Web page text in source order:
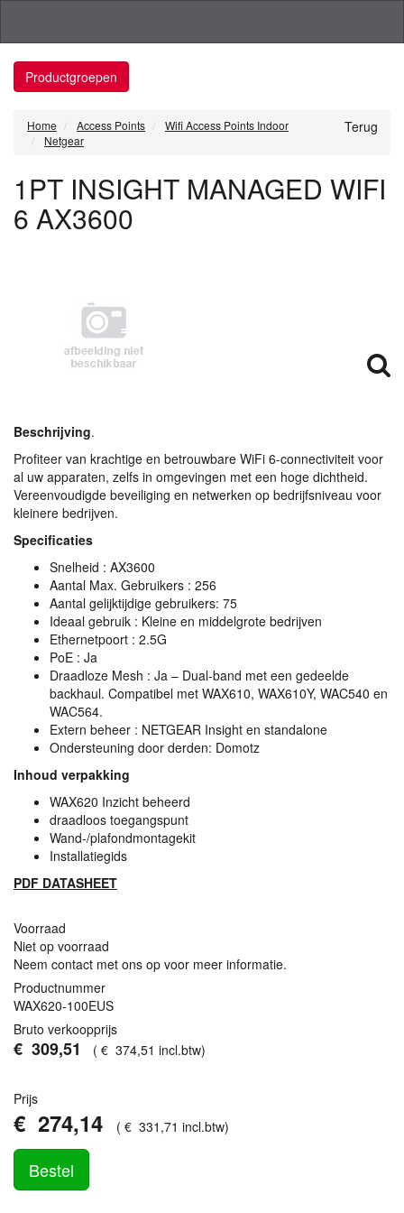
Productgroepen
Terug
Home Access Points
Wifi Access Points Indoor
Netgear
1PT INSIGHT MANAGED WIFI
6 AX3600
Beschrijving.
Profiteer van krachtige en betrouwbare WiFi 6-connectiviteit voor
al uw apparaten, zelfs in omgevingen met een hoge dichtheid.
Vereenvoudigde beveiliging en netwerken op bedrijfsniveau voor
kleinere bedrijven.
Specificaties
Snelheid : AX3600
Aantal Max. Gebruikers : 256
Aantal gelijktijdige gebruikers: 75
Ideaal gebruik : Kleine en middelgrote bedrijven
Ethernetpoort : 2.5G
PoE : Ja
Draadloze Mesh : Ja – Dual-band met een gedeelde
backhaul. Compatibel met WAX610, WAX610Y, WAC540 en
WAC564.
Extern beheer : NETGEAR Insight en standalone
Ondersteuning door derden: Domotz
Inhoud verpakking
WAX620 Inzicht beheerd
draadloos toegangspunt
Wand-/plafondmontagekit
Installatiegids
PDF DATASHEET
Voorraad
Niet op voorraad
Neem contact met ons op voor meer informatie.
Productnummer
WAX620-100EUS
Bruto verkoopprijs
€ 309,51 ( € 374,51 incl.btw)
Prijs
€ 274,14 ( € 331 ,71 incl.btw)
Bestel